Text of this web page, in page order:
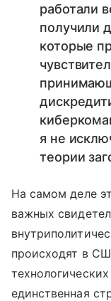
работали
получили
которые
я не
теории
На самом деле
важных
происходят в
единственная